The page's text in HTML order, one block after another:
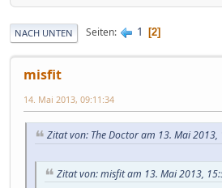
NACH UNTEN Seiten 1 2
misfit
14. Mai 2013, 09:11:34
Zitat von: The Doctor am 13. Mai 2013,
Zitat von: misfit am 13. Mai 2013,